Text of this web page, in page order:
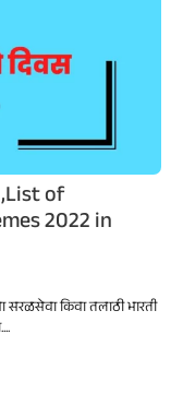
,List of
2022 in
किवा तलाठी भारती